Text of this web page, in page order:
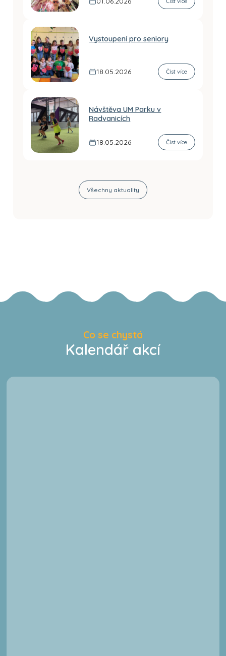
Vystoupení pro seniory
18.05.2026 Číst více
Návštěva UM Parku v
Radvanicích
18.05.2026 Číst více
Všechny aktuality
Co se chystá
Kalendář akcí